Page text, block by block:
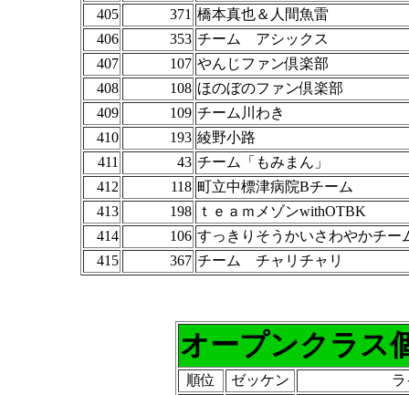
405
371 橋本真也＆人間魚雷
406
353 チーム アシックス
407
107 やんじファン倶楽部
408
108 ほのぼのファン倶楽部
409
109 チーム川わき
410
193 綾野小路
411
43 チーム「もみまん」
412
118 町立中標津病院Bチーム
413
198
ｔｅａｍメゾンwithOTBK
414
106 すっきりそうかいさわやかチー
415
367 チーム チャリチャリ
オープンクラス
順位 ゼッケン